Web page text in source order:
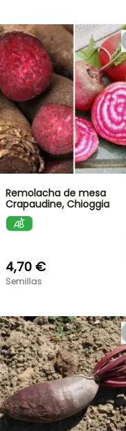
Remolacha de mesa
Crapaudine, Chioggia
4,70 €
Semillas